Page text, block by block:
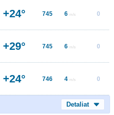
+24° 745 6 m/s 0
+29° 745 6 m/s 0
+24° 746 4 m/s 0
Detaliat